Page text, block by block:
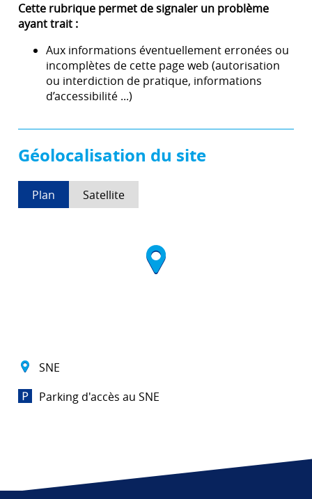
Cette rubrique permet de signaler un problème
ayant trait :
Aux informations éventuellement erronées ou
incomplètes de cette page web (autorisation
ou interdiction de pratique, informations
d’accessibilité ...)
Géolocalisation du site
Plan Satellite
SNE
Parking d'accès au SNE